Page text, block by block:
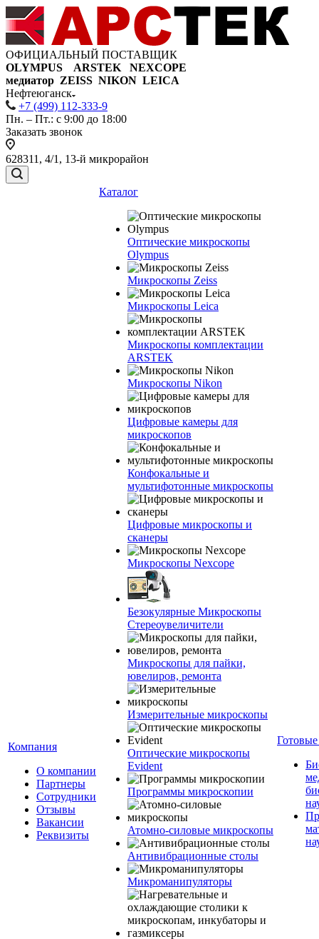
ОФИЦИАЛЬНЫЙ ПОСТАВЩИК
OLYMPUS ARSTEK NEXCOPE
медиатор ZEISS NIKON LEICA
Нефтеюганск
+7 (499) 112-333-9
Пн. – Пт.: с 9:00 до 18:00
Заказать звонок
628311, 4/1, 13-й микрорайон
Компания
О компании
Партнеры
Сотрудники
Отзывы
Вакансии
Реквизиты
Каталог
Оптические микроскопы
Olympus
Микроскопы Zeiss
Микроскопы Leica
Микроскопы комплектации
ARSTEK
Микроскопы Nikon
Цифровые камеры для
микроскопов
Конфокальные и
мультифотонные микроскопы
Цифровые микроскопы и
сканеры
Микроскопы Nexcope
Безокулярные Микроскопы
Стереоувеличители
Микроскопы для пайки,
ювелиров, ремонта
Измерительные микроскопы
Оптические микроскопы
Evident
Программы микроскопии
Атомно-силовые микроскопы
Антивибрационные столы
Микроманипуляторы